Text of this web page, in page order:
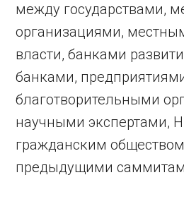
между государствами,
организациями,
власти, банками
банками,
благотворительными
научными экспертами,
гражданским обществом
предыдущими